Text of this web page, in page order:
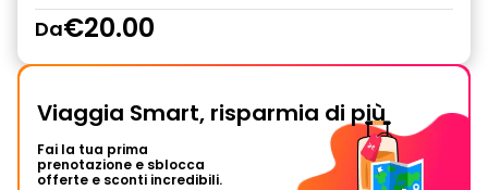
Da€20.00
Viaggia Smart, risparmia di più
Fai la tua prima
prenotazione e sblocca
offerte e sconti incredibili.